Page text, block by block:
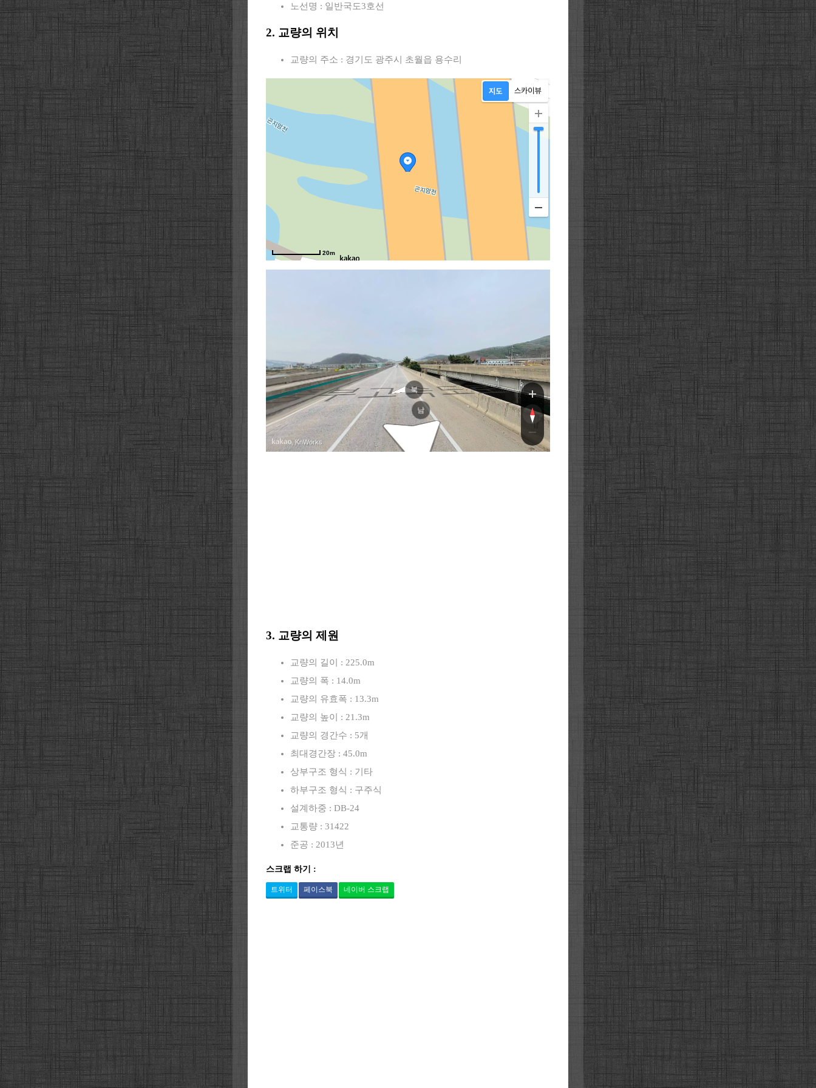
노선명 : 일반국도3호선
2. 교량의 위치
교량의 주소 : 경기도 광주시 초월읍 용수리
20m
중부고속도로
북
남
, KnWorks
3. 교량의 제원
교량의 길이 : 225.0m
교량의 폭 : 14.0m
교량의 유효폭 : 13.3m
교량의 높이 : 21.3m
교량의 경간수 : 5개
최대경간장 : 45.0m
상부구조 형식 : 기타
하부구조 형식 : 구주식
설계하중 : DB-24
교통량 : 31422
준공 : 2013년
스크랩 하기 :
트위터 페이스북 네이버 스크랩